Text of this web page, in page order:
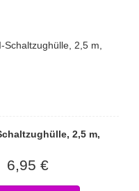
2,5 m,
6,95 €